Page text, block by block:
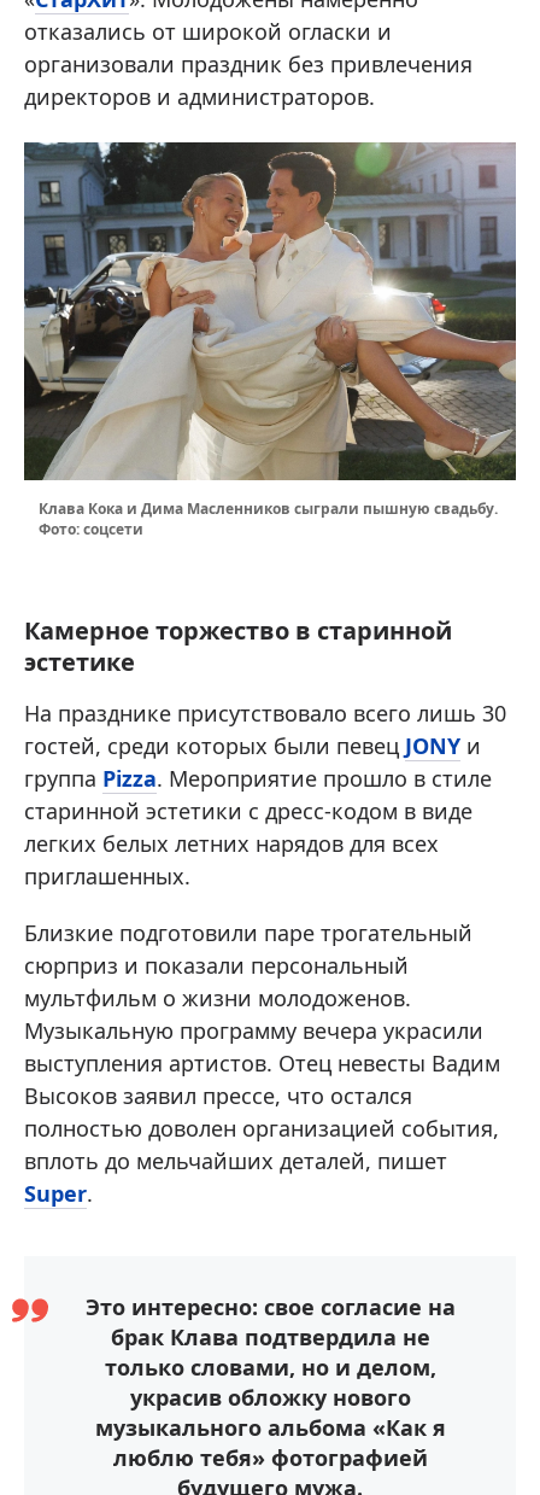
отказались от широкой огласки и
организовали праздник без привлечения
директоров и администраторов.
Клава Кока и Дима Масленников сыграли пышную свадьбу.
Фото: соцсети
Камерное торжество в старинной
эстетике
На празднике присутствовало всего лишь 30
гостей, среди которых были певец JONY и
группа Pizza. Мероприятие прошло в стиле
старинной эстетики с дресс-кодом в виде
легких белых летних нарядов для всех
приглашенных.
Близкие подготовили паре трогательный
сюрприз и показали персональный
мультфильм о жизни молодоженов.
Музыкальную программу вечера украсили
выступления артистов. Отец невесты Вадим
Высоков заявил прессе, что остался
полностью доволен организацией события,
вплоть до мельчайших деталей, пишет
Super.
Это интересно: свое согласие на
брак Клава подтвердила не
только словами, но и делом,
украсив обложку нового
музыкального альбома «Как я
люблю тебя» фотографией
будущего мужа.